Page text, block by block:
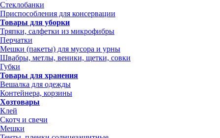
Стеклобанки
Приспособления для консервации
Товары для уборки
Тряпки, салфетки из микрофибры
Перчатки
Мешки (пакеты) для мусора и урны
Швабры, метлы, веники, щетки, совки
Губки
Товары для хранения
Вешалка для одежды
Контейнера, корзины
Хозтовары
Клей
Скотч и свечи
Мешки